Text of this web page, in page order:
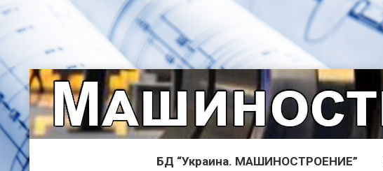
БД “Украина. МАШИНОСТРОЕНИЕ”